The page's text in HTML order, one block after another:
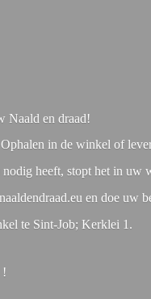
Naald en draad!
in de winkel of
heeft, stopt het in uw
en doe uw
te Sint-Job; Kerklei 1.
!